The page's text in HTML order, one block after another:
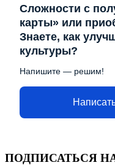
Сложности с
карты» или
Знаете, как
культуры?
Напишите — решим!
ПОДПИСАТЬСЯ